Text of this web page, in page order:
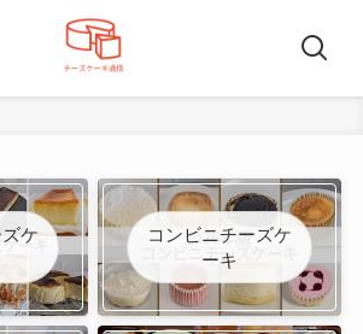
ケ
コンビニチーズケ
ーキ